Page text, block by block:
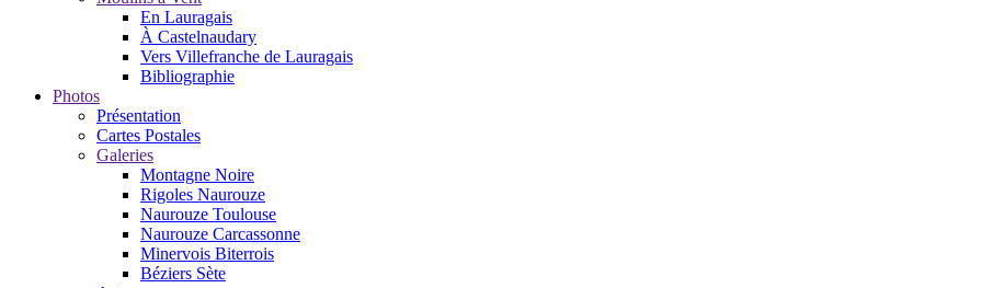
En Lauragais
À Castelnaudary
Vers Villefranche de Lauragais
Bibliographie
Photos
Présentation
Cartes Postales
Galeries
Montagne Noire
Rigoles Naurouze
Naurouze Toulouse
Naurouze Carcassonne
Minervois Biterrois
Béziers Sète